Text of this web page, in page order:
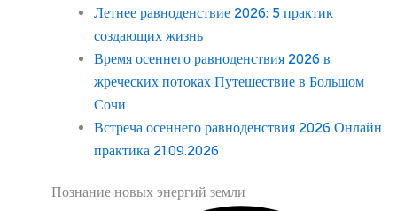
Летнее равноденствие 2026: 5 практик
создающих жизнь
Время осеннего равноденствия 2026 в
жреческих потоках Путешествие в Большом
Сочи
Встреча осеннего равноденствия 2026 Онлайн
практика 21.09.2026
Познание новых энергий земли